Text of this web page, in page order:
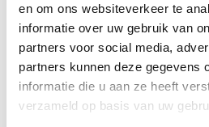
en om ons websiteverkeer te
informatie over uw gebruik van
partners voor social media,
partners kunnen deze gegevens
informatie die u aan ze heeft
verzameld op basis van uw
Specificaties:
Maat: Large
Absorptie: geschikt voor
Taille: hoog
Ideaal voor mobiele personen
Anatomische pasvorm